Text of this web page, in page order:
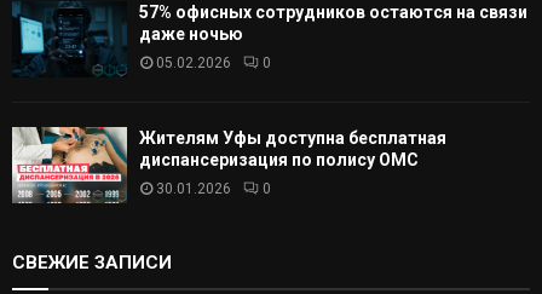
57% офисных сотрудников остаются на связи
даже ночью
05.02.2026 0
Жителям Уфы доступна бесплатная
диспансеризация по полису ОМС
30.01.2026 0
СВЕЖИЕ ЗАПИСИ